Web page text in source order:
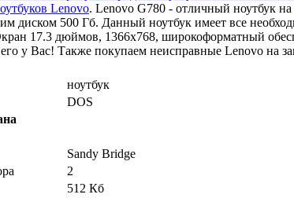
Lenovo. Lenovo G780 - отличный ноутбук
диском 500 Гб. Данный ноутбук имеет все
17.3 дюймов, 1366x768, широкоформатный
у Вас! Также покупаем неисправные Lenovo на
ноутбук
DOS
Sandy Bridge
2
512 Кб